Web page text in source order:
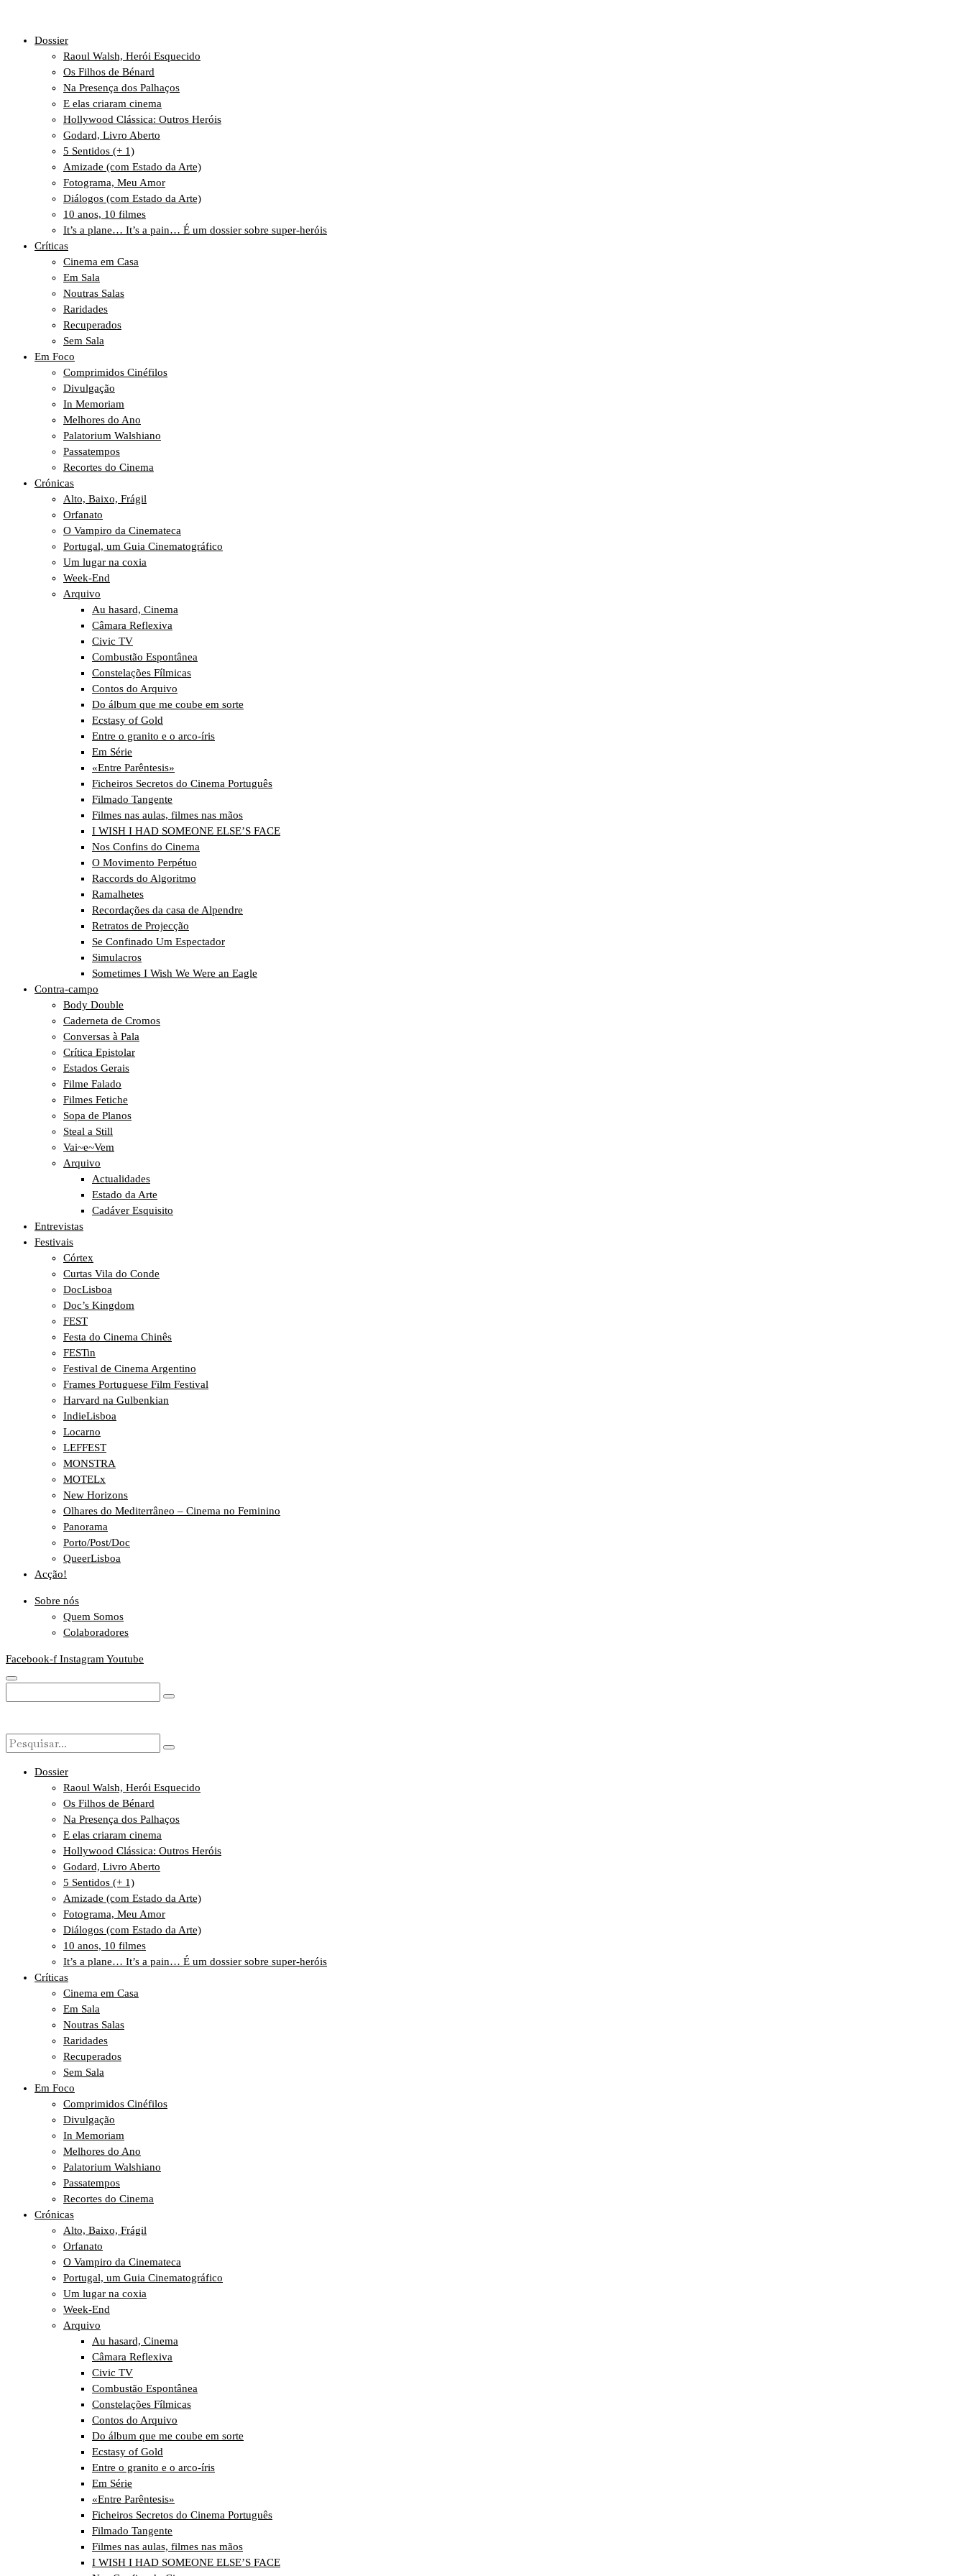
Dossier
Raoul Walsh, Herói Esquecido
Os Filhos de Bénard
Na Presença dos Palhaços
E elas criaram cinema
Hollywood Clássica: Outros Heróis
Godard, Livro Aberto
5 Sentidos (+ 1)
Amizade (com Estado da Arte)
Fotograma, Meu Amor
Diálogos (com Estado da Arte)
10 anos, 10 filmes
It’s a plane… It’s a pain… É um dossier sobre super-heróis
Críticas
Cinema em Casa
Em Sala
Noutras Salas
Raridades
Recuperados
Sem Sala
Em Foco
Comprimidos Cinéfilos
Divulgação
In Memoriam
Melhores do Ano
Palatorium Walshiano
Passatempos
Recortes do Cinema
Crónicas
Alto, Baixo, Frágil
Orfanato
O Vampiro da Cinemateca
Portugal, um Guia Cinematográfico
Um lugar na coxia
Week-End
Arquivo
Au hasard, Cinema
Câmara Reflexiva
Civic TV
Combustão Espontânea
Constelações Fílmicas
Contos do Arquivo
Do álbum que me coube em sorte
Ecstasy of Gold
Entre o granito e o arco-íris
Em Série
«Entre Parêntesis»
Ficheiros Secretos do Cinema Português
Filmado Tangente
Filmes nas aulas, filmes nas mãos
I WISH I HAD SOMEONE ELSE’S FACE
Nos Confins do Cinema
O Movimento Perpétuo
Raccords do Algoritmo
Ramalhetes
Recordações da casa de Alpendre
Retratos de Projecção
Se Confinado Um Espectador
Simulacros
Sometimes I Wish We Were an Eagle
Contra-campo
Body Double
Caderneta de Cromos
Conversas à Pala
Crítica Epistolar
Estados Gerais
Filme Falado
Filmes Fetiche
Sopa de Planos
Steal a Still
Vai~e~Vem
Arquivo
Actualidades
Estado da Arte
Cadáver Esquisito
Entrevistas
Festivais
Córtex
Curtas Vila do Conde
DocLisboa
Doc’s Kingdom
FEST
Festa do Cinema Chinês
FESTin
Festival de Cinema Argentino
Frames Portuguese Film Festival
Harvard na Gulbenkian
IndieLisboa
Locarno
LEFFEST
MONSTRA
MOTELx
New Horizons
Olhares do Mediterrâneo – Cinema no Feminino
Panorama
Porto/Post/Doc
QueerLisboa
Acção!
Sobre nós
Quem Somos
Colaboradores
Facebook-f Instagram Youtube
Dossier
Raoul Walsh, Herói Esquecido
Os Filhos de Bénard
Na Presença dos Palhaços
E elas criaram cinema
Hollywood Clássica: Outros Heróis
Godard, Livro Aberto
5 Sentidos (+ 1)
Amizade (com Estado da Arte)
Fotograma, Meu Amor
Diálogos (com Estado da Arte)
10 anos, 10 filmes
It’s a plane… It’s a pain… É um dossier sobre super-heróis
Críticas
Cinema em Casa
Em Sala
Noutras Salas
Raridades
Recuperados
Sem Sala
Em Foco
Comprimidos Cinéfilos
Divulgação
In Memoriam
Melhores do Ano
Palatorium Walshiano
Passatempos
Recortes do Cinema
Crónicas
Alto, Baixo, Frágil
Orfanato
O Vampiro da Cinemateca
Portugal, um Guia Cinematográfico
Um lugar na coxia
Week-End
Arquivo
Au hasard, Cinema
Câmara Reflexiva
Civic TV
Combustão Espontânea
Constelações Fílmicas
Contos do Arquivo
Do álbum que me coube em sorte
Ecstasy of Gold
Entre o granito e o arco-íris
Em Série
«Entre Parêntesis»
Ficheiros Secretos do Cinema Português
Filmado Tangente
Filmes nas aulas, filmes nas mãos
I WISH I HAD SOMEONE ELSE’S FACE